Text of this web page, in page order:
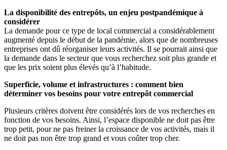
La disponibilité des entrepôts, un enjeu postpandémique à
considérer
La demande pour ce type de local commercial a considérablement
augmenté depuis le début de la pandémie, alors que de nombreuses
entreprises ont dû réorganiser leurs activités. Il se pourrait ainsi que
la demande dans le secteur que vous recherchez soit plus grande et
que les prix soient plus élevés qu’à l’habitude.
Superficie, volume et infrastructures : comment bien
déterminer vos besoins pour votre entrepôt commercial
Plusieurs critères doivent être considérés lors de vos recherches en
fonction de vos besoins. Ainsi, l’espace disponible ne doit pas être
trop petit, pour ne pas freiner la croissance de vos activités, mais il
ne doit pas non être trop grand et vous coûter trop cher.